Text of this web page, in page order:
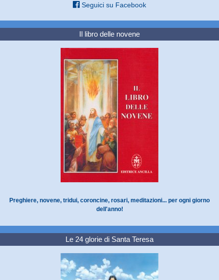
Seguici su Facebook
Il libro delle novene
Preghiere, novene, tridui, coroncine, rosari, meditazioni... per ogni giorno
dell'anno!
Le 24 glorie di Santa Teresa